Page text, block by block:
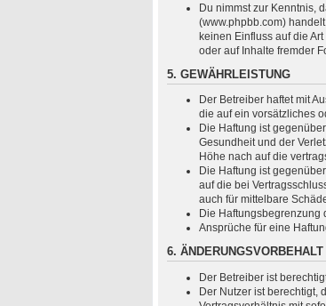
Du nimmst zur Kenntnis,
(www.phpbb.com)
keinen Einfluss auf die
oder auf Inhalte fremder
5. GEWÄHRLEISTUNG
Der Betreiber haftet mit
die auf ein vorsätzliches
Die Haftung ist
Gesundheit und der
Höhe nach auf die
Die Haftung ist
auf die bei
auch für mittelbare
Die Haftungsbegrenzung
Ansprüche für eine
6. ÄNDERUNGSVORBEHALT
Der Betreiber ist
Der Nutzer ist berechtigt,